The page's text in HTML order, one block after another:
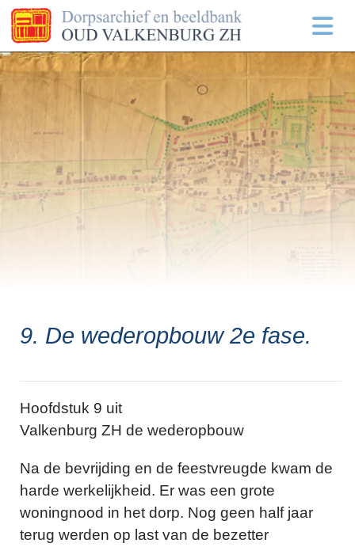
9. De wederopbouw 2e fase.
Hoofdstuk 9 uit
Valkenburg ZH de wederopbouw
Na de bevrijding en de feestvreugde kwam de
harde werkelijkheid. Er was een grote
woningnood in het dorp. Nog geen half jaar
terug werden op last van de bezetter